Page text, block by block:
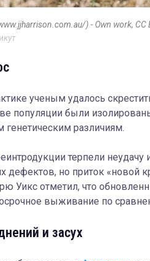
) - Own work,
ученым удалось
популяции были
генетическим различиям.
терпели неудачу
дефектов, но приток
Уикс отметил, что
выживание по
и засух